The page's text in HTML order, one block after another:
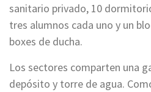
sanitario privado, 10
tres alumnos cada uno y un
boxes de ducha.
Los sectores comparten una
depósito y torre de agua.